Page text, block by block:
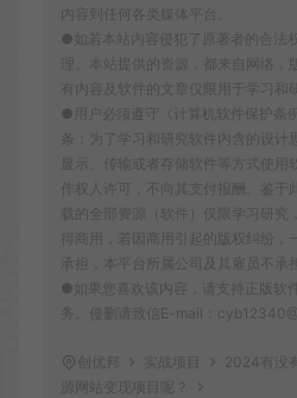
内容到任何各类媒体平台。
●如若本站内容侵犯了原著者的合法
理。本站提供的资源，都来自网络
有内容及软件的文章仅限用于学习和
●用户必须遵守《计算机软件保护条
条：为了学习和研究软件内含的设计
显示、传输或者存储软件等方式使
作权人许可，不向其支付报酬。鉴于
载的全部资源（软件）仅限学习研究
得商用，若因商用引起的版权纠纷，
承担，本平台所属公司及其雇员不承
●如果您喜欢该内容，请支持正版软
务。侵删请致信E-mail：
创优邦 实战项目
2024有没
源网站变现项目呢？